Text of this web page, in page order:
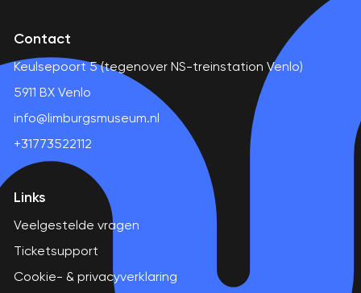
Contact
Keulsepoort 5 (tegenover NS-treinstation Venlo)
5911 BX Venlo
info@limburgsmuseum.nl
+31773522112
Links
Veelgestelde vragen
Ticketsupport
Cookie- & privacyverklaring